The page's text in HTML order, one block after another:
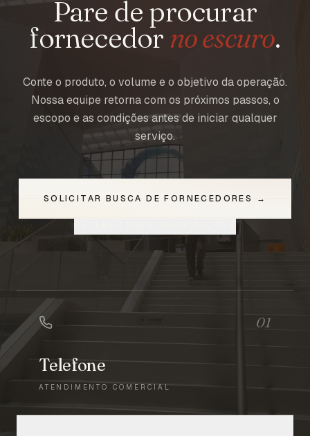
Pare de procurar
fornecedor no escuro.
Conte o produto, o volume e o objetivo da operação.
Nossa equipe retorna com os próximos passos, o
escopo e as condições antes de iniciar qualquer
serviço.
SOLICITAR BUSCA DE FORNECEDORES →
01
Telefone
ATENDIMENTO COMERCIAL